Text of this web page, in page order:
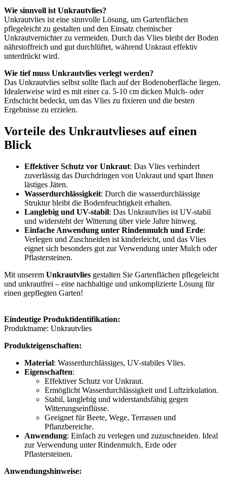
Wie sinnvoll ist Unkrautvlies?
Unkrautvlies ist eine sinnvolle Lösung, um Gartenflächen
pflegeleicht zu gestalten und den Einsatz chemischer
Unkrautvernichter zu vermeiden. Durch das Vlies bleibt der Boden
nährstoffreich und gut durchlüftet, während Unkraut effektiv
unterdrückt wird.
Wie tief muss Unkrautvlies verlegt werden?
Das Unkrautvlies selbst sollte flach auf der Bodenoberfläche liegen.
Idealerweise wird es mit einer ca. 5-10 cm dicken Mulch- oder
Erdschicht bedeckt, um das Vlies zu fixieren und die besten
Ergebnisse zu erzielen.
Vorteile des Unkrautvlieses auf einen
Blick
Effektiver Schutz vor Unkraut: Das Vlies verhindert
zuverlässig das Durchdringen von Unkraut und spart Ihnen
lästiges Jäten.
Wasserdurchlässigkeit: Durch die wasserdurchlässige
Struktur bleibt die Bodenfeuchtigkeit erhalten.
Langlebig und UV-stabil: Das Unkrautvlies ist UV-stabil
und widersteht der Witterung über viele Jahre hinweg.
Einfache Anwendung unter Rindenmulch und Erde:
Verlegen und Zuschneiden ist kinderleicht, und das Vlies
eignet sich besonders gut zur Verwendung unter Mulch oder
Pflastersteinen.
Mit unserem Unkrautvlies gestalten Sie Gartenflächen pflegeleicht
und unkrautfrei – eine nachhaltige und unkomplizierte Lösung für
einen gepflegten Garten!
Eindeutige Produktidentifikation:
Produktname: Unkrautvlies
Produkteigenschaften:
Material: Wasserdurchlässiges, UV-stabiles Vlies.
Eigenschaften:
Effektiver Schutz vor Unkraut.
Ermöglicht Wasserdurchlässigkeit und Luftzirkulation.
Stabil, langlebig und widerstandsfähig gegen
Witterungseinflüsse.
Geeignet für Beete, Wege, Terrassen und
Pflanzbereiche.
Anwendung: Einfach zu verlegen und zuzuschneiden. Ideal
zur Verwendung unter Rindenmulch, Erde oder
Pflastersteinen.
Anwendungshinweise: